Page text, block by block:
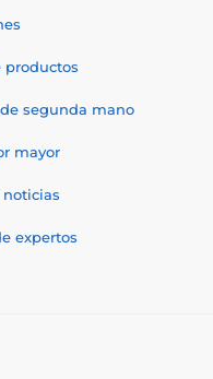
productos
segunda mano
mayor
expertos